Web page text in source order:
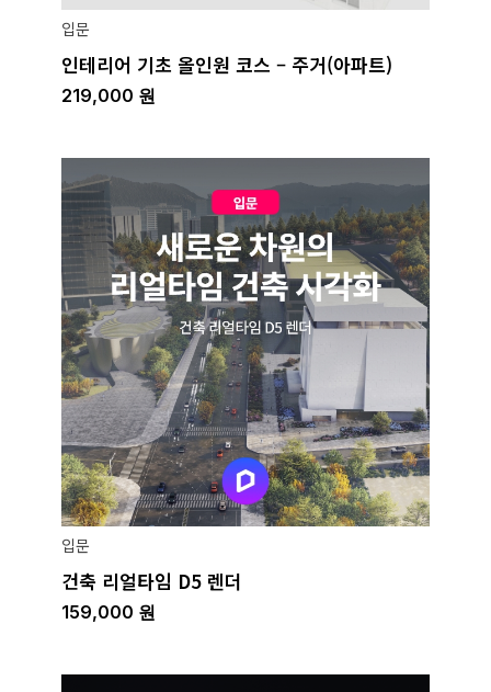
입문
인테리어 기초 올인원 코스 – 주거(아파트)
219,000 원
입문
건축 리얼타임 D5 렌더
159,000 원